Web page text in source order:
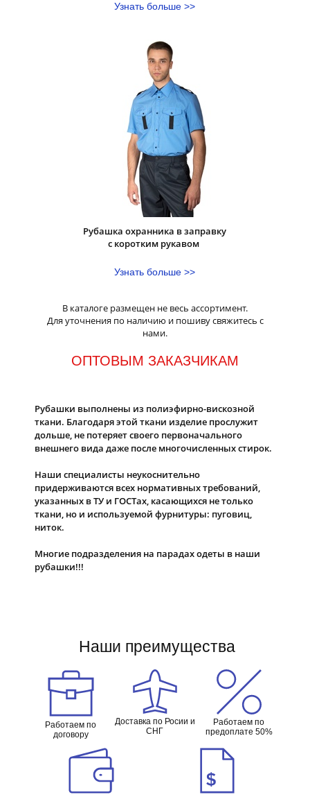
Узнать больше >>
Рубашка охранника в заправку
с коротким рукавом
Узнать больше >>
В каталоге размещен не весь ассортимент.
Для уточнения по наличию и пошиву свяжитесь с
нами.
ОПТОВЫМ ЗАКАЗЧИКАМ
Рубашки выполнены из полиэфирно-вискозной
ткани. Благодаря этой ткани изделие прослужит
дольше, не потеряет своего первоначального
внешнего вида даже после многочисленных стирок.
Наши специалисты неукоснительно
придерживаются всех нормативных требований,
указанных в ТУ и ГОСТах, касающихся не только
ткани, но и используемой фурнитуры: пуговиц,
ниток.
Многие подразделения на парадах одеты в наши
рубашки!!!
Наши преимущества
Работаем по
договору
Доставка по Росии и
СНГ
Работаем по
предоплате 50%